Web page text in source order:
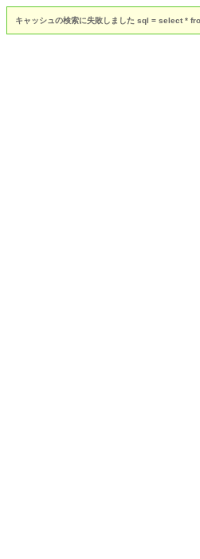
キャッシュの検索に失敗しました sql = select